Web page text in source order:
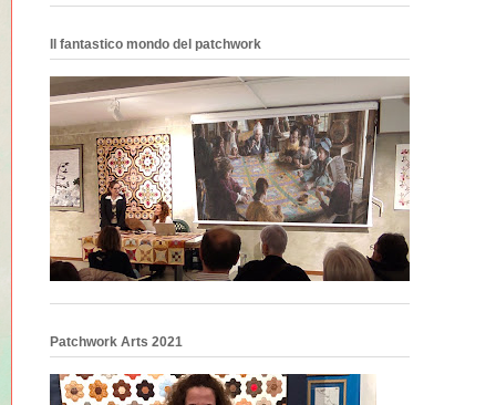
Il fantastico mondo del patchwork
Patchwork Arts 2021